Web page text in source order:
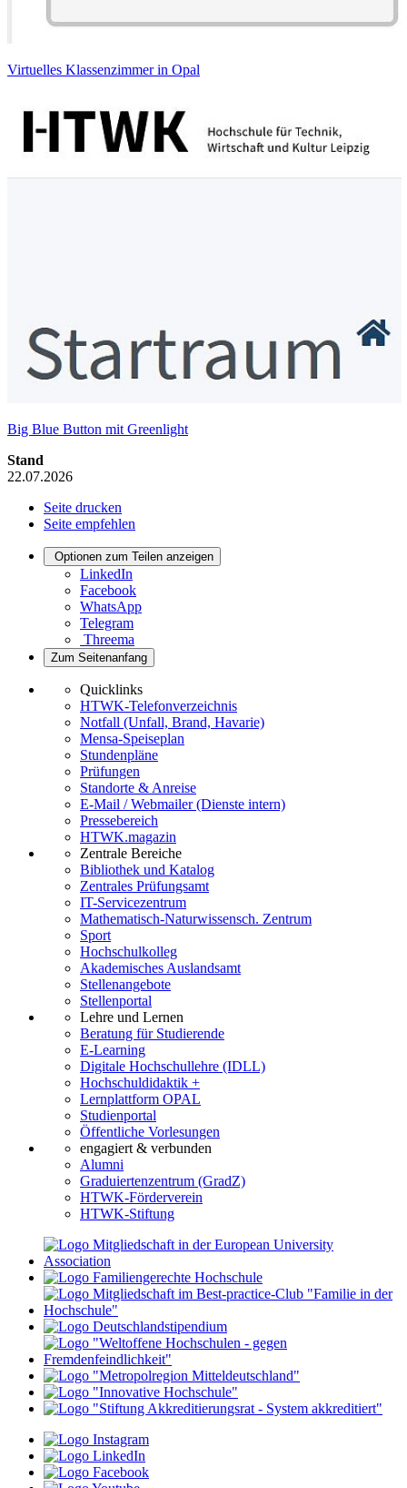
Virtuelles Klassenzimmer in Opal
Big Blue Button mit Greenlight
Stand
22.07.2026
Seite drucken
Seite empfehlen
Optionen zum Teilen anzeigen
LinkedIn
Facebook
WhatsApp
Telegram
Threema
Zum Seitenanfang
Quicklinks
HTWK-Telefonverzeichnis
Notfall (Unfall, Brand, Havarie)
Mensa-Speiseplan
Stundenpläne
Prüfungen
Standorte & Anreise
E-Mail / Webmailer (Dienste intern)
Pressebereich
HTWK.magazin
Zentrale Bereiche
Bibliothek und Katalog
Zentrales Prüfungsamt
IT-Servicezentrum
Mathematisch-Naturwissensch. Zentrum
Sport
Hochschulkolleg
Akademisches Auslandsamt
Stellenangebote
Stellenportal
Lehre und Lernen
Beratung für Studierende
E-Learning
Digitale Hochschullehre (IDLL)
Hochschuldidaktik +
Lernplattform OPAL
Studienportal
Öffentliche Vorlesungen
engagiert & verbunden
Alumni
Graduiertenzentrum (GradZ)
HTWK-Förderverein
HTWK-Stiftung